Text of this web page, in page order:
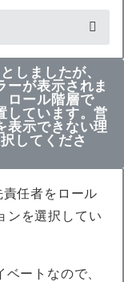
しましたが、
ーが表示されま
ロール階層で
しています。営
表示できない理
してくださ
任者をロール
ンを選択してい
ートなので、